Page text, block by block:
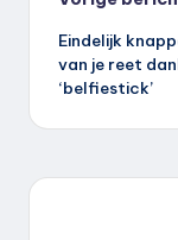
Eindelijk
van je reet
‘belfiestick’